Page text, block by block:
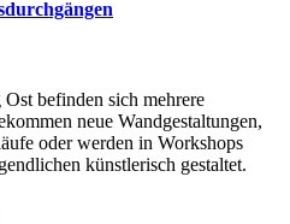
befinden sich mehrere
neue Wandgestaltungen,
oder werden in Workshops
künstlerisch gestaltet.